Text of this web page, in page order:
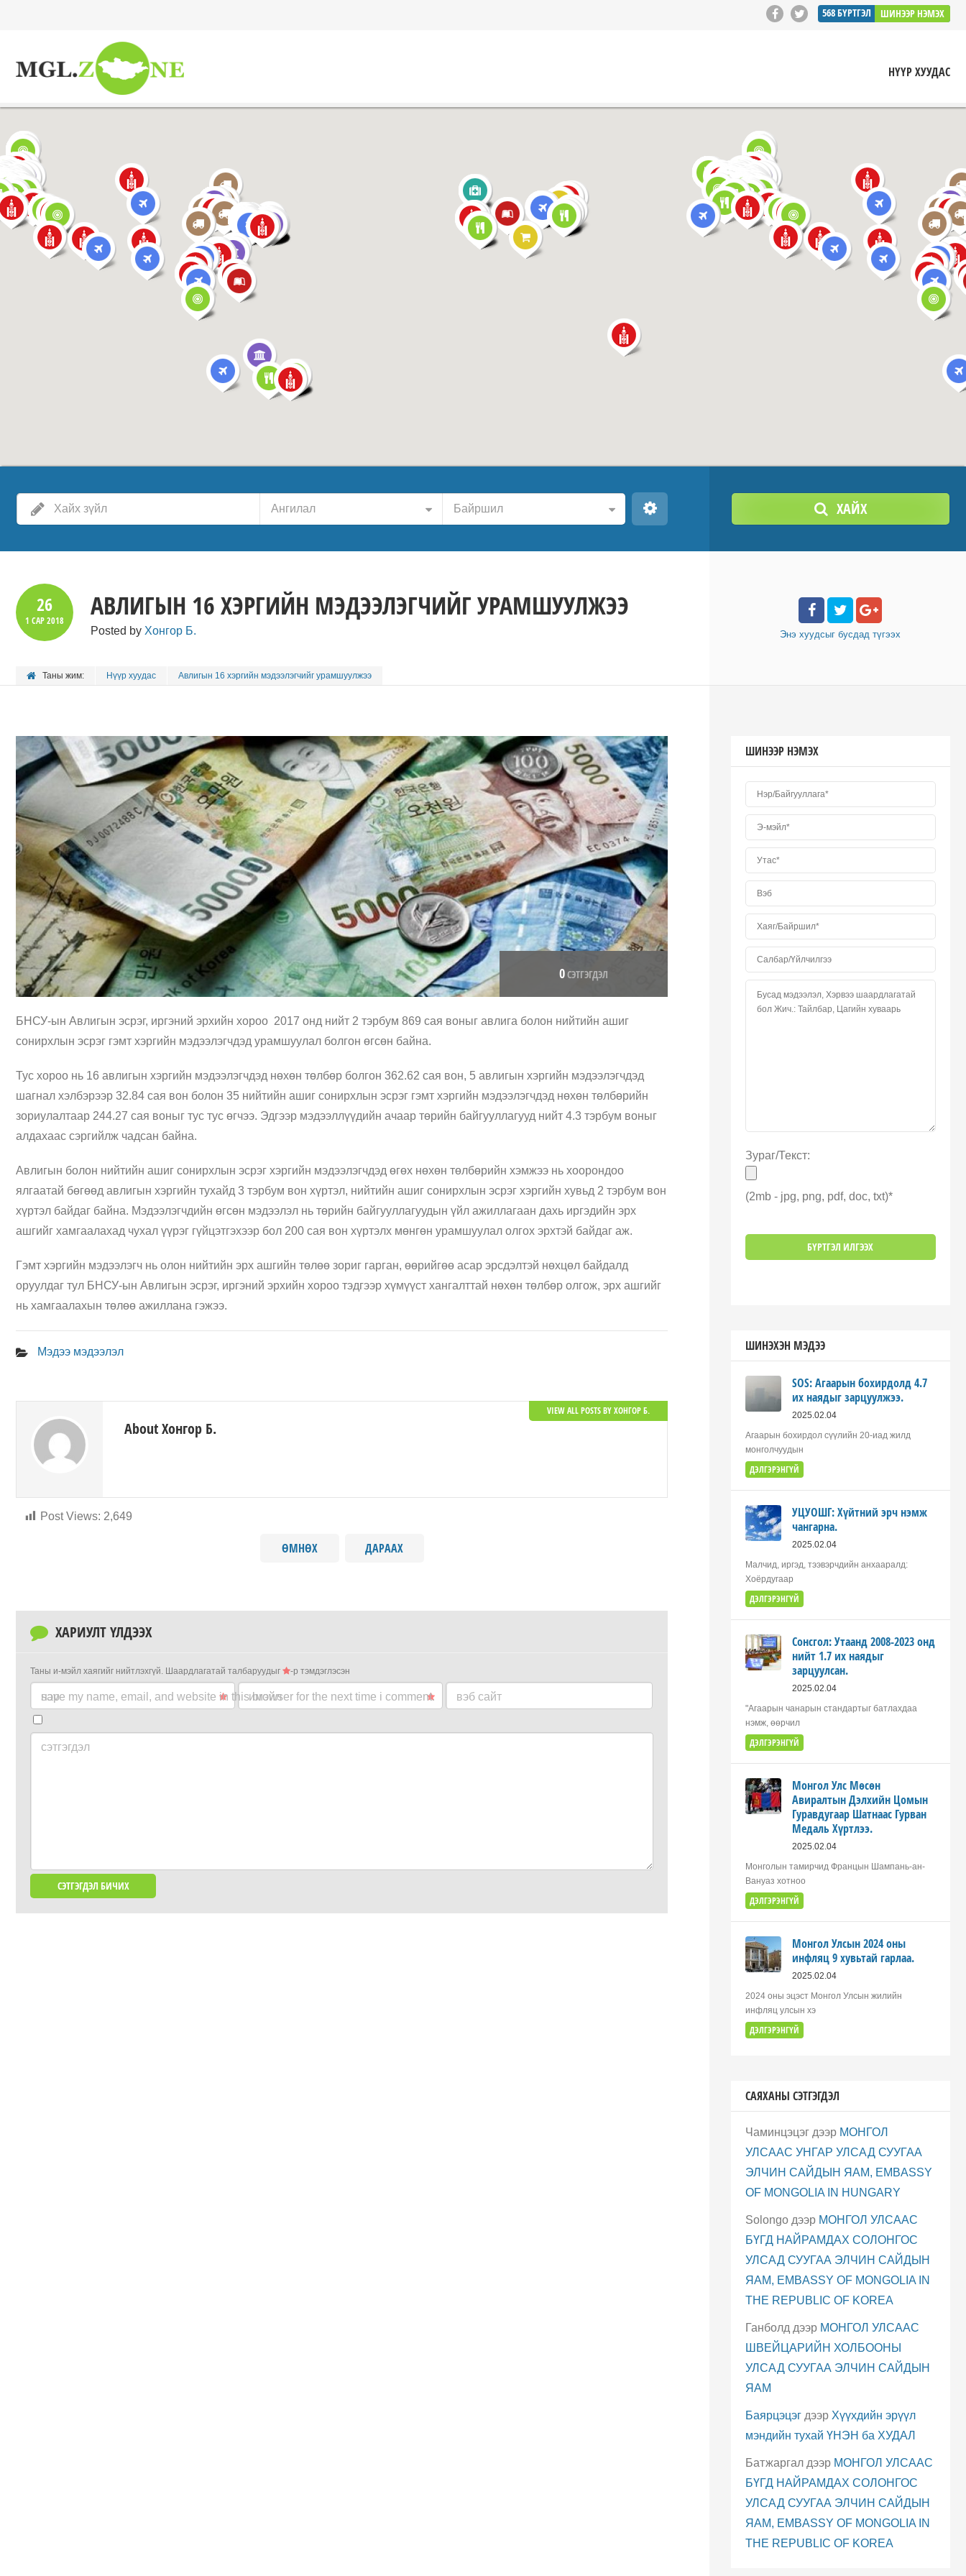
568БҮРТГЭЛ ШИНЭЭР НЭМЭХ
НҮҮР ХУУДАС
Ангилал Байршил ХАЙХ
26
1 САР2018 АВЛИГЫН 16 ХЭРГИЙН МЭДЭЭЛЭГЧИЙГ УРАМШУУЛЖЭЭ
Posted by Хонгор Б.
Таны жим: Нүүр хуудас Авлигын 16 хэргийн мэдээлэгчийг урамшуулжээ
Энэ хуудсыг бусдад түгээх
0СЭТГЭГДЭЛ
БНСУ-ын Авлигын эсрэг, иргэний эрхийн хороо 2017 онд нийт 2 тэрбум 869 сая воныг авлига болон нийтийн ашиг
сонирхлын эсрэг гэмт хэргийн мэдээлэгчдэд урамшуулал болгон өгсөн байна.
Тус хороо нь 16 авлигын хэргийн мэдээлэгчдэд нөхөн төлбөр болгон 362.62 сая вон, 5 авлигын хэргийн мэдээлэгчдэд
шагнал хэлбэрээр 32.84 сая вон болон 35 нийтийн ашиг сонирхлын эсрэг гэмт хэргийн мэдээлэгчдэд нөхөн төлбөрийн
зориулалтаар 244.27 сая воныг тус тус өгчээ. Эдгээр мэдээллүүдийн ачаар төрийн байгууллагууд нийт 4.3 тэрбум воныг
алдахаас сэргийлж чадсан байна.
Авлигын болон нийтийн ашиг сонирхлын эсрэг хэргийн мэдээлэгчдэд өгөх нөхөн төлбөрийн хэмжээ нь хоорондоо
ялгаатай бөгөөд авлигын хэргийн тухайд 3 тэрбум вон хүртэл, нийтийн ашиг сонирхлын эсрэг хэргийн хувьд 2 тэрбум вон
хүртэл байдаг байна. Мэдээлэгчдийн өгсөн мэдээлэл нь төрийн байгууллагуудын үйл ажиллагаан дахь иргэдийн эрх
ашгийг хамгаалахад чухал үүрэг гүйцэтгэхээр бол 200 сая вон хүртэлх мөнгөн урамшуулал олгох эрхтэй байдаг аж.
Гэмт хэргийн мэдээлэгч нь олон нийтийн эрх ашгийн төлөө зориг гарган, өөрийгөө асар эрсдэлтэй нөхцөл байдалд
оруулдаг тул БНСУ-ын Авлигын эсрэг, иргэний эрхийн хороо тэдгээр хүмүүст хангалттай нөхөн төлбөр олгож, эрх ашгийг
нь хамгаалахын төлөө ажиллана гэжээ.
Post Views: 2,649
Мэдээ мэдээлэл
About Хонгор Б.
VIEW ALL POSTS BY ХОНГОР Б.
ӨМНӨХ ДАРААХ
ХАРИУЛТ ҮЛДЭЭХ
Таны и-мэйл хаягийг нийтлэхгүй. Шаардлагатай талбаруудыг -р тэмдэглэсэн
нэр имэйл вэб сайт
save my name, email, and website in this browser for the next time i comment.
сэтгэгдэл
ШИНЭЭР НЭМЭХ
Зураг/Текст:
(2mb - jpg, png, pdf, doc, txt)*
ШИНЭХЭН МЭДЭЭ
SOS: Агаарын бохирдолд 4.7
их наядыг зарцуулжээ.
2025.02.04
Агаарын бохирдол сүүлийн 20-иад жилд
монголчуудын
ДЭЛГЭРЭНГҮЙ
УЦУОШГ: Хүйтний эрч нэмж
чангарна.
2025.02.04
Малчид, иргэд, тээвэрчдийн анхааралд:
Хоёрдугаар
ДЭЛГЭРЭНГҮЙ
Сонсгол: Утаанд 2008-2023 онд
нийт 1.7 их наядыг
зарцуулсан.
2025.02.04
"Агаарын чанарын стандартыг батлахдаа
нэмж, өөрчил
ДЭЛГЭРЭНГҮЙ
Монгол Улс Мөсөн
Авиралтын Дэлхийн Цомын
Гуравдугаар Шатнаас Гурван
Медаль Хүртлээ.
2025.02.04
Монголын тамирчид Францын Шампань-ан-
Вануаз хотноо
ДЭЛГЭРЭНГҮЙ
Монгол Улсын 2024 оны
инфляц 9 хувьтай гарлаа.
2025.02.04
2024 оны эцэст Монгол Улсын жилийн
инфляц улсын хэ
ДЭЛГЭРЭНГҮЙ
САЯХАНЫ СЭТГЭГДЭЛ
Чаминцэцэгдээр МОНГОЛ
УЛСААС УНГАР УЛСАД СУУГАА
ЭЛЧИН САЙДЫН ЯАМ, EMBASSY
OF MONGOLIA IN HUNGARY
Solongoдээр МОНГОЛ УЛСААС
БҮГД НАЙРАМДАХ СОЛОНГОС
УЛСАД СУУГАА ЭЛЧИН САЙДЫН
ЯАМ, EMBASSY OF MONGOLIA IN
THE REPUBLIC OF KOREA
Ганболд дээр МОНГОЛ УЛСААС
ШВЕЙЦАРИЙН ХОЛБООНЫ
УЛСАД СУУГАА ЭЛЧИН САЙДЫН
ЯАМ
Баярцэцэгдээр Хүүхдийн эрүүл
мэндийн тухай ҮНЭН ба ХУДАЛ
Батжаргалдээр МОНГОЛ УЛСААС
БҮГД НАЙРАМДАХ СОЛОНГОС
УЛСАД СУУГАА ЭЛЧИН САЙДЫН
ЯАМ, EMBASSY OF MONGOLIA IN
THE REPUBLIC OF KOREA